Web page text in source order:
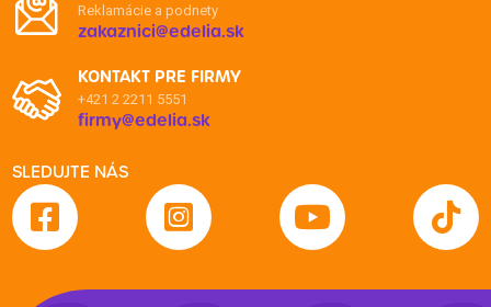
Reklamácie a podnety
zakaznici@edelia.sk
KONTAKT PRE FIRMY
+421 2 2211 5551
firmy@edelia.sk
SLEDUJTE NÁS